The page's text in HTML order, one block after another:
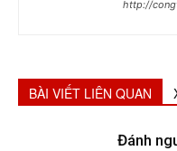
http://
BÀI VIẾT LIÊN QUAN
Đánh